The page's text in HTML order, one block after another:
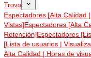
Trovo
Espectadores [Alta Calidad
Vistas]Espectadores [Alta
Retención]Espectadores
[Lista de usuarios |
Alta Calidad | Horas de